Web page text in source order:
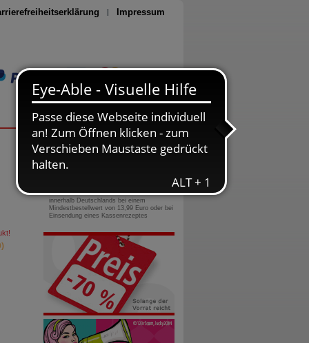
Impressum
Seite drucken
0800-10 11 422
gebührenfreie Rufnummer
innerhalb Deutschlands bei einem
Mindestbestellwert von 13,99 Euro oder bei
Einsendung eines Kassenrezeptes